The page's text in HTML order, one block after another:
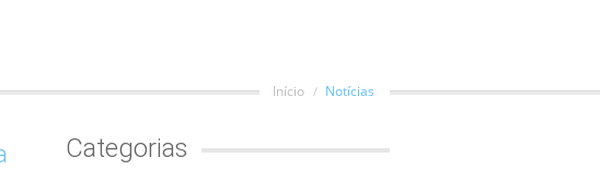
Início Notícias
Categorias